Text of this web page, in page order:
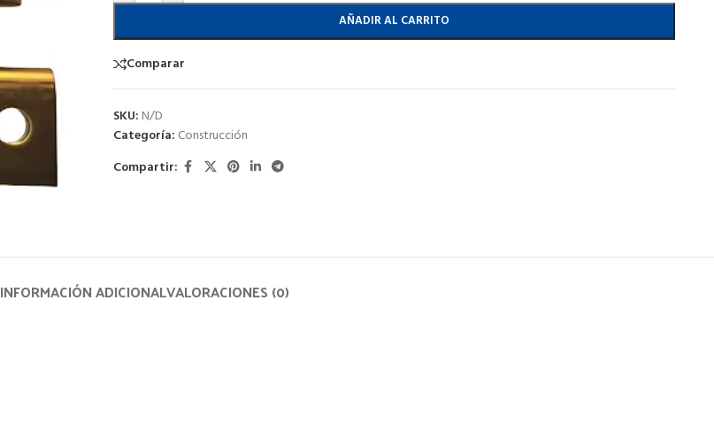
AÑADIR AL CARRITO
Comparar
SKU: N/D
Categoría: Construcción
Compartir:
INFORMACIÓN ADICIONALVALORACIONES (0)